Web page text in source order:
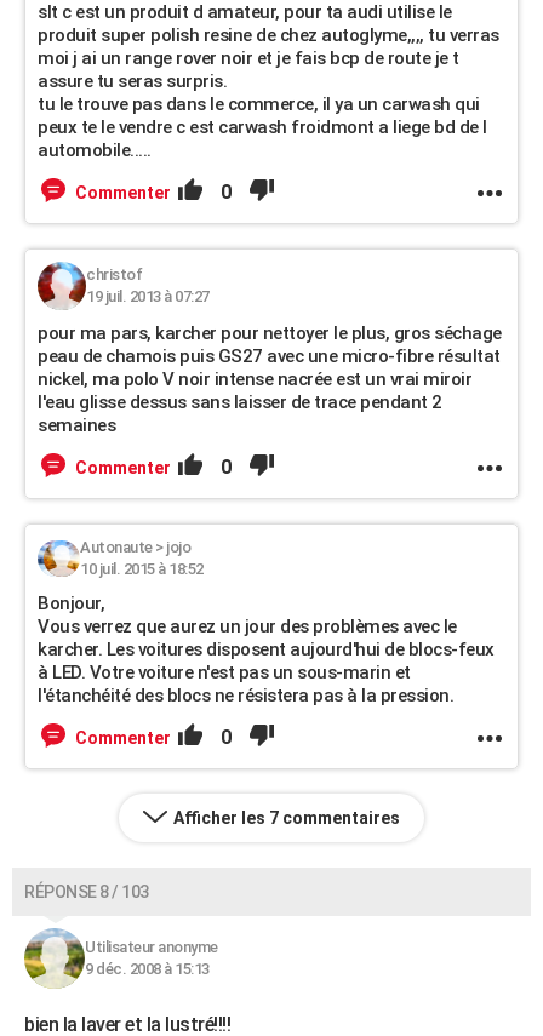
slt c est un produit d amateur, pour ta audi utilise le
produit super polish resine de chez autoglyme,,,, tu verras
moi j ai un range rover noir et je fais bcp de route je t
assure tu seras surpris.
tu le trouve pas dans le commerce, il ya un carwash qui
peux te le vendre c est carwash froidmont a liege bd de l
automobile.....
Commenter 0
christof
19 juil. 2013 à 07:27
pour ma pars, karcher pour nettoyer le plus, gros séchage
peau de chamois puis GS27 avec une micro-fibre résultat
nickel, ma polo V noir intense nacrée est un vrai miroir
l'eau glisse dessus sans laisser de trace pendant 2
semaines
Commenter 0
Autonaute> jojo
10 juil. 2015 à 18:52
Bonjour,
Vous verrez que aurez un jour des problèmes avec le
karcher. Les voitures disposent aujourd'hui de blocs-feux
à LED. Votre voiture n'est pas un sous-marin et
l'étanchéité des blocs ne résistera pas à la pression.
Commenter 0
Afficher les 7 commentaires
RÉPONSE 8 / 103
Utilisateur anonyme
9 déc. 2008 à 15:13
bien la laver et la lustré!!!!